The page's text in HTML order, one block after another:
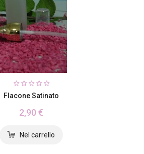
Flacone Satinato
2,90 €